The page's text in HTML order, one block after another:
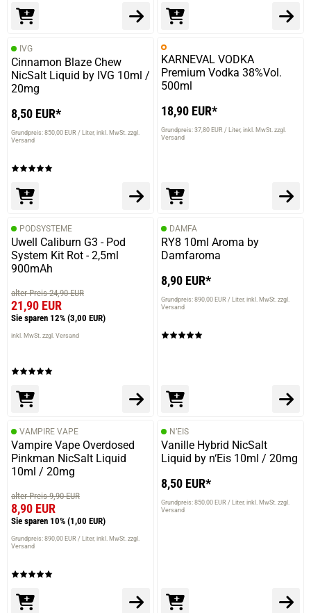
IVG
Cinnamon Blaze Chew
NicSalt Liquid by IVG 10ml /
20mg
8,50 EUR*
Grundpreis: 850,00 EUR / Liter inkl. MwSt. zzgl.
Versand
KARNEVAL VODKA
Premium Vodka 38%Vol.
500ml
18,90 EUR*
Grundpreis: 37,80 EUR / Liter inkl. MwSt. zzgl.
Versand
PODSYSTEME
Uwell Caliburn G3 - Pod
System Kit Rot - 2,5ml
900mAh
alter Preis 24,90 EUR
21,90 EUR
Sie sparen 12% (3,00 EUR)
inkl. MwSt. zzgl. Versand
DAMFA
RY8 10ml Aroma by
Damfaroma
8,90 EUR*
Grundpreis: 890,00 EUR / Liter inkl. MwSt. zzgl.
Versand
VAMPIRE VAPE
Vampire Vape Overdosed
Pinkman NicSalt Liquid
10ml / 20mg
alter Preis 9,90 EUR
8,90 EUR
Sie sparen 10% (1,00 EUR)
Grundpreis: 890,00 EUR / Liter inkl. MwSt. zzgl.
Versand
N’EIS
Vanille Hybrid NicSalt
Liquid by n‘Eis 10ml / 20mg
8,50 EUR*
Grundpreis: 850,00 EUR / Liter inkl. MwSt. zzgl.
Versand